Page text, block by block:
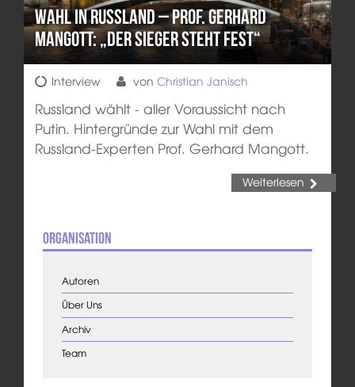
Wahl in Russland – Prof. Gerhard
Mangott: „Der Sieger steht fest“
Interview von Christian Janisch
Russland wählt - aller Voraussicht nach
Putin. Hintergründe zur Wahl mit dem
Russland-Experten Prof. Gerhard Mangott.
Weiterlesen
Organisation
Autoren
Über Uns
Archiv
Team